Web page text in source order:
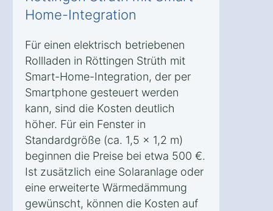
Home-Integration
Für einen elektrisch betriebenen
Rollladen in Röttingen Strüth mit
Smart-Home-Integration, der per
Smartphone gesteuert werden
kann, sind die Kosten deutlich
höher. Für ein Fenster in
Standardgröße (ca. 1,5 x 1,2 m)
beginnen die Preise bei etwa 500 €.
Ist zusätzlich eine Solaranlage oder
eine erweiterte Wärmedämmung
gewünscht, können die Kosten auf